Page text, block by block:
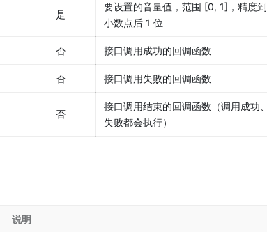
是
要设置的音量值，范围 [0, 1]，精度到
小数点后 1 位
否 接口调用成功的回调函数
否 接口调用失败的回调函数
否
接口调用结束的回调函数（调用成功、
失败都会执行）
说明